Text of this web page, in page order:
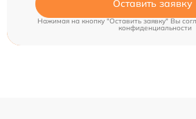
Оставить заявку
Нажимая на кнопку "Оставить заявку" Вы
конфиденциальности